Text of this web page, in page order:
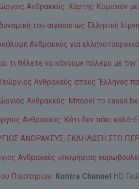
ώργιος Ανθρακεύς: Χάρτης Κομισιόν
του αιγαίου ως Ελληνική
Ανθρακεύς για
τι θέλετε να κάνουμε πόλεμο με
Ανθρακεύς στους ‘Έλληνες
Ανθρακεύς: Μπορεί το casus
Ανθρακεύς: Κάτι δεν πάει καλά-
ΑΝΘΡΑΚΕΥΣ, ΕΚΔΗΛΩΣΗ ΣΤΟ
Ανθρακεύς υποψήφιος
Πιεστηρίου Kontra Channel HD